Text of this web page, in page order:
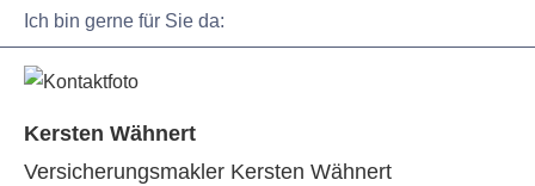
Ich bin gerne für Sie da:
Kersten Wähnert
Ver­sicherungs­makler Kersten Wähnert